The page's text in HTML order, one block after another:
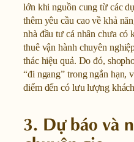
lớn khi nguồn cung từ các
thêm yêu cầu cao về khả
nhà đầu tư cá nhân chưa có
thuê vận hành chuyên
thác hiệu quả. Do đó,
“đi ngang” trong ngắn hạn,
điểm đến có lưu lượng
3. Dự báo và